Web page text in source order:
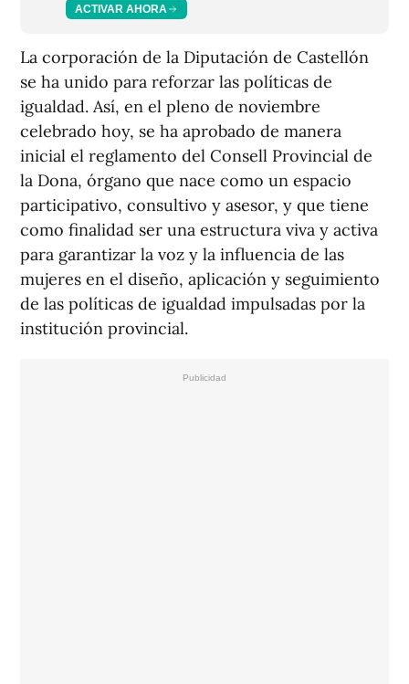
ACTIVAR AHORA
La corporación de la Diputación de Castellón
se ha unido para reforzar las políticas de
igualdad. Así, en el pleno de noviembre
celebrado hoy, se ha aprobado de manera
inicial el reglamento del Consell Provincial de
la Dona, órgano que nace como un espacio
participativo, consultivo y asesor, y que tiene
como finalidad ser una estructura viva y activa
para garantizar la voz y la influencia de las
mujeres en el diseño, aplicación y seguimiento
de las políticas de igualdad impulsadas por la
institución provincial.